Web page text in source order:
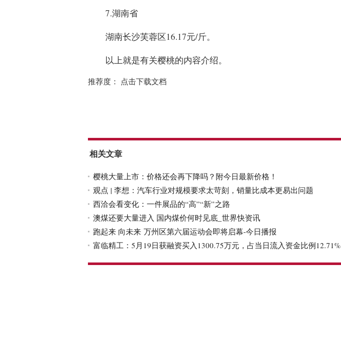
7.湖南省
湖南长沙芙蓉区16.17元/斤。
以上就是有关樱桃的内容介绍。
推荐度： 点击下载文档
相关文章
樱桃大量上市：价格还会再下降吗？附今日最新价格！
观点 | 李想：汽车行业对规模要求太苛刻，销量比成本更易出问题
西洽会看变化：一件展品的“高”“新”之路
澳煤还要大量进入 国内煤价何时见底_世界快资讯
跑起来 向未来 万州区第六届运动会即将启幕-今日播报
富临精工：5月19日获融资买入1300.75万元，占当日流入资金比例12.71%